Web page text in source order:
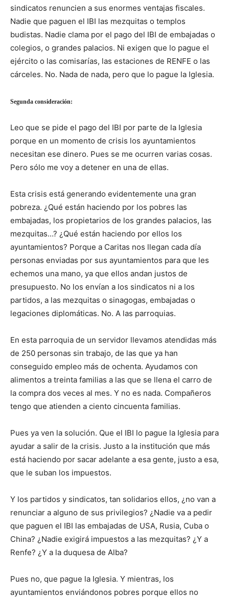
sindicatos renuncien a sus enormes ventajas fiscales.
Nadie que paguen el IBI las mezquitas o templos
budistas. Nadie clama por el pago del IBI de embajadas o
colegios, o grandes palacios. Ni exigen que lo pague el
ejército o las comisarías, las estaciones de RENFE o las
cárceles. No. Nada de nada, pero que lo pague la Iglesia.
Segunda consideración:
Leo que se pide el pago del IBI por parte de la Iglesia
porque en un momento de crisis los ayuntamientos
necesitan ese dinero. Pues se me ocurren varias cosas.
Pero sólo me voy a detener en una de ellas.
Esta crisis está generando evidentemente una gran
pobreza. ¿Qué están haciendo por los pobres las
embajadas, los propietarios de los grandes palacios, las
mezquitas…? ¿Qué están haciendo por ellos los
ayuntamientos? Porque a Caritas nos llegan cada día
personas enviadas por sus ayuntamientos para que les
echemos una mano, ya que ellos andan justos de
presupuesto. No los envían a los sindicatos ni a los
partidos, a las mezquitas o sinagogas, embajadas o
legaciones diplomáticas. No. A las parroquias.
En esta parroquia de un servidor llevamos atendidas más
de 250 personas sin trabajo, de las que ya han
conseguido empleo más de ochenta. Ayudamos con
alimentos a treinta familias a las que se llena el carro de
la compra dos veces al mes. Y no es nada. Compañeros
tengo que atienden a ciento cincuenta familias.
Pues ya ven la solución. Que el IBI lo pague la Iglesia para
ayudar a salir de la crisis. Justo a la institución que más
está haciendo por sacar adelante a esa gente, justo a esa,
que le suban los impuestos.
Y los partidos y sindicatos, tan solidarios ellos, ¿no van a
renunciar a alguno de sus privilegios? ¿Nadie va a pedir
que paguen el IBI las embajadas de USA, Rusia, Cuba o
China? ¿Nadie exigirá impuestos a las mezquitas? ¿Y a
Renfe? ¿Y a la duquesa de Alba?
Pues no, que pague la Iglesia. Y mientras, los
ayuntamientos enviándonos pobres porque ellos no